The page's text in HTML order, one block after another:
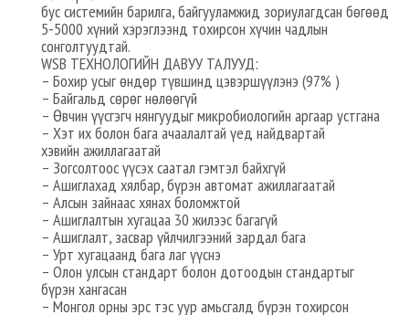
бус системийн барилга, байгууламжид зориулагдсан бөгөөд
5-5000 хүний хэрэглээнд тохирсон хүчин чадлын
сонголтуудтай.
WSB ТЕХНОЛОГИЙН ДАВУУ ТАЛУУД:
– Бохир усыг өндөр түвшинд цэвэршүүлэнэ (97% )
– Байгальд сөрөг нөлөөгүй
– Өвчин үүсгэгч нянгуудыг микробиологийн аргаар устгана
– Хэт их болон бага ачаалалтай үед найдвартай
хэвийн ажиллагаатай
– Зогсолтоос үүсэх саатал гэмтэл байхгүй
– Ашиглахад хялбар, бүрэн автомат ажиллагаатай
– Алсын зайнаас хянах боломжтой
– Ашиглалтын хугацаа 30 жилээс багагүй
– Ашиглалт, засвар үйлчилгээний зардал бага
– Урт хугацаанд бага лаг үүснэ
– Олон улсын стандарт болон дотоодын стандартыг
бүрэн хангасан
– Монгол орны эрс тэс уур амьсгалд бүрэн тохирсон